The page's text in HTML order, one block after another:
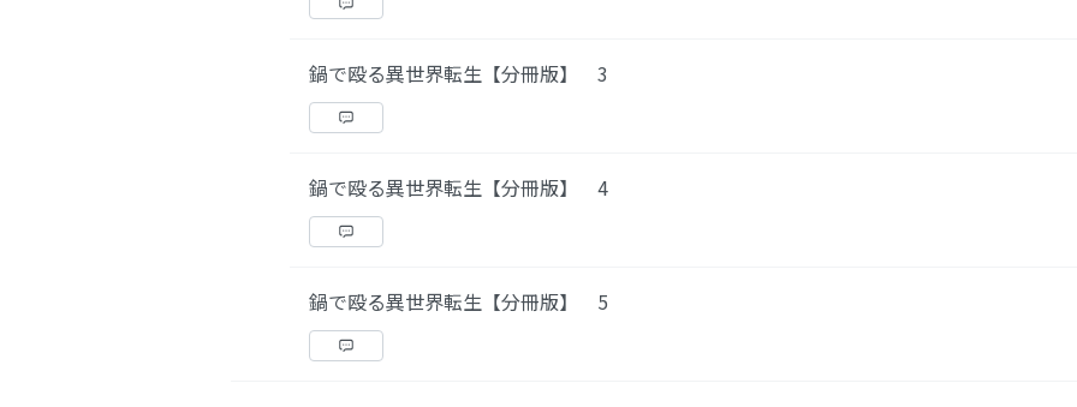
鍋で殴る異世界転生【分冊版】 3
鍋で殴る異世界転生【分冊版】 4
鍋で殴る異世界転生【分冊版】 5